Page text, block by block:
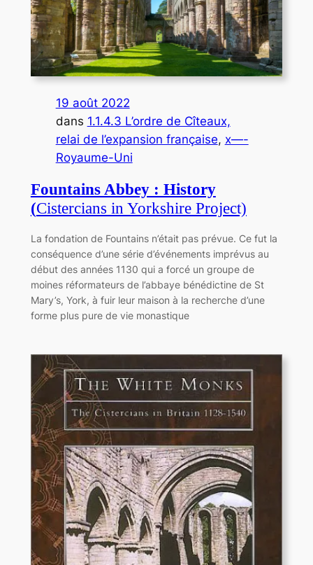
19 août 2022
dans 1.1.4.3 L’ordre de Cîteaux,
relai de l’expansion française, x—-
Royaume-Uni
Fountains Abbey : History
(Cistercians in Yorkshire Project)
La fondation de Fountains n’était pas prévue. Ce fut la
conséquence d’une série d’événements imprévus au
début des années 1130 qui a forcé un groupe de
moines réformateurs de l’abbaye bénédictine de St
Mary’s, York, à fuir leur maison à la recherche d’une
forme plus pure de vie monastique